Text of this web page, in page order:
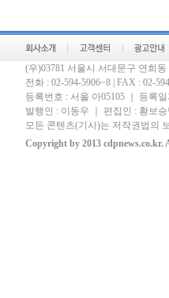
(우)03781 서울시 서대문구 연희
전화 : 02-594-5906~8 | FAX : 02-
등록번호 : 서울 아05105 ｜ 등록
발행인 : 이동우 ｜ 편집인 : 황보
모든 콘텐츠(기사)는 저작권법의
Copyright by 2013 cdpnews.co.kr.